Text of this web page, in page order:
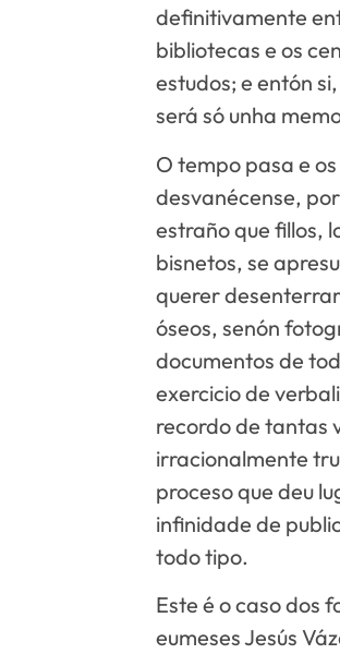
definitivamente
bibliotecas e os
estudos; e entón
será só unha
O tempo pasa e
desvanécense,
estraño que fillos,
bisnetos, se
querer
óseos, senón
documentos de
exercicio de
recordo de tantas
irracionalmente
proceso que deu
infinidade de
todo tipo.
Este é o caso dos
eumeses Jesús